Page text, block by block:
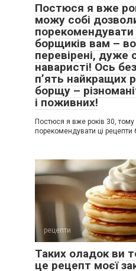
Постюся я вже
можу собі
порекомендувати
борщиків вам –
перевірені, дуже
наваристі! Ось
п’ять найкращих
борщу –
і поживних!
Постюся я вже років 30,
порекомендувати ці рецепти
рецепти
Таких оладок ви
це рецепт моєї